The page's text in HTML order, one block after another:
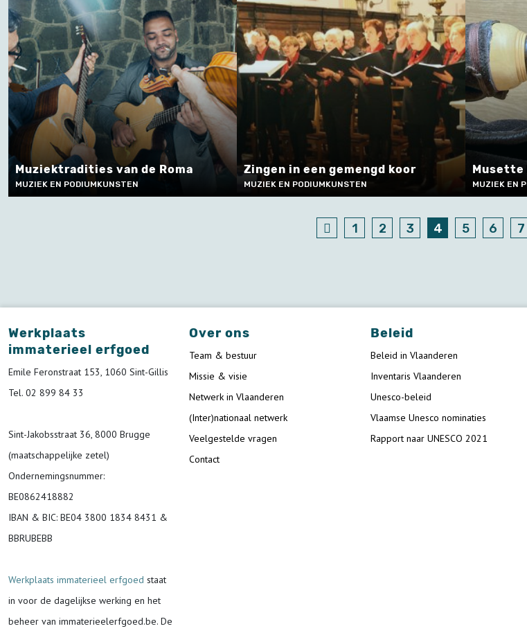
Muziektradities van de Roma
MUZIEK EN PODIUMKUNSTEN
Musette
MUZIEK EN
Zingen in een gemengd koor
MUZIEK EN PODIUMKUNSTEN
1 2 3 4 5 6 7
Werkplaats
immaterieel erfgoed
Emile Feronstraat 153, 1060 Sint-Gillis
Tel. 02 899 84 33
Sint-Jakobsstraat 36, 8000 Brugge
(maatschappelijke zetel)
Ondernemingsnummer:
BE0862418882
IBAN & BIC: BE04 3800 1834 8431 &
BBRUBEBB
Werkplaats immaterieel erfgoed staat
in voor de dagelijkse werking en het
beheer van immaterieelerfgoed.be. De
Over ons
Team & bestuur
Missie & visie
Netwerk in Vlaanderen
(Inter)nationaal netwerk
Veelgestelde vragen
Contact
Beleid
Beleid in Vlaanderen
Inventaris Vlaanderen
Unesco-beleid
Vlaamse Unesco nominaties
Rapport naar UNESCO 2021